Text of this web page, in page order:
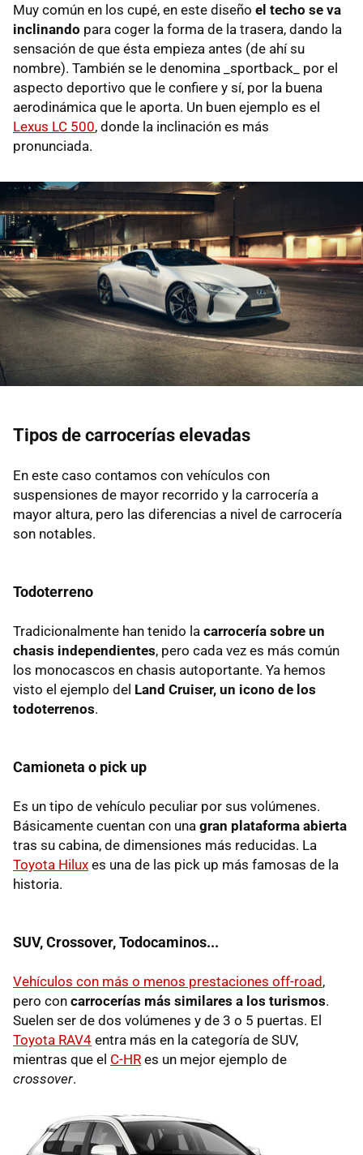
Muy común en los cupé, en este diseño el techo se va
inclinando para coger la forma de la trasera, dando la
sensación de que ésta empieza antes (de ahí su
nombre). También se le denomina _sportback_ por el
aspecto deportivo que le confiere y sí, por la buena
aerodinámica que le aporta. Un buen ejemplo es el
Lexus LC 500, donde la inclinación es más
pronunciada.
Tipos de carrocerías elevadas
En este caso contamos con vehículos con
suspensiones de mayor recorrido y la carrocería a
mayor altura, pero las diferencias a nivel de carrocería
son notables.
Todoterreno
Tradicionalmente han tenido la carrocería sobre un
chasis independientes, pero cada vez es más común
los monocascos en chasis autoportante. Ya hemos
visto el ejemplo del Land Cruiser, un icono de los
todoterrenos.
Camioneta o pick up
Es un tipo de vehículo peculiar por sus volúmenes.
Básicamente cuentan con una gran plataforma abierta
tras su cabina, de dimensiones más reducidas. La
Toyota Hilux es una de las pick up más famosas de la
historia.
SUV, Crossover, Todocaminos...
Vehículos con más o menos prestaciones off-road ,
pero con carrocerías más similares a los turismos.
Suelen ser de dos volúmenes y de 3 o 5 puertas. El
Toyota RAV4 entra más en la categoría de SUV,
mientras que el C-HR es un mejor ejemplo de
crossover.